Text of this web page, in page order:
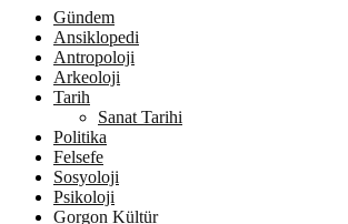
Gündem
Ansiklopedi
Antropoloji
Arkeoloji
Tarih
Sanat Tarihi
Politika
Felsefe
Sosyoloji
Psikoloji
Gorgon Kültür